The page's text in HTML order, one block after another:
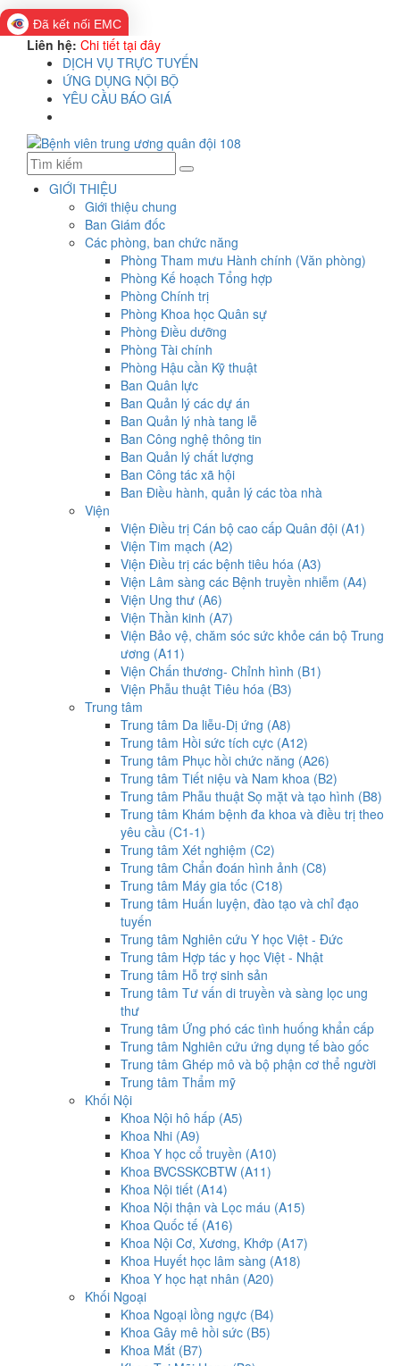
Đã kết nối EMC
Liên hệ: Chi tiết tại đây
DỊCH VỤ TRỰC TUYẾN
ỨNG DỤNG NỘI BỘ
YÊU CẦU BÁO GIÁ
GIỚI THIỆU
Giới thiệu chung
Ban Giám đốc
Các phòng, ban chức năng
Phòng Tham mưu Hành chính (Văn phòng)
Phòng Kế hoạch Tổng hợp
Phòng Chính trị
Phòng Khoa học Quân sự
Phòng Điều dưỡng
Phòng Tài chính
Phòng Hậu cần Kỹ thuật
Ban Quân lực
Ban Quản lý các dự án
Ban Quản lý nhà tang lễ
Ban Công nghệ thông tin
Ban Quản lý chất lượng
Ban Công tác xã hội
Ban Điều hành, quản lý các tòa nhà
Viện
Viện Điều trị Cán bộ cao cấp Quân đội (A1)
Viện Tim mạch (A2)
Viện Điều trị các bệnh tiêu hóa (A3)
Viện Lâm sàng các Bệnh truyền nhiễm (A4)
Viện Ung thư (A6)
Viện Thần kinh (A7)
Viện Bảo vệ, chăm sóc sức khỏe cán bộ Trung
ương (A11)
Viện Chấn thương- Chỉnh hình (B1)
Viện Phẫu thuật Tiêu hóa (B3)
Trung tâm
Trung tâm Da liễu-Dị ứng (A8)
Trung tâm Hồi sức tích cực (A12)
Trung tâm Phục hồi chức năng (A26)
Trung tâm Tiết niệu và Nam khoa (B2)
Trung tâm Phẫu thuật Sọ mặt và tạo hình (B8)
Trung tâm Khám bệnh đa khoa và điều trị theo
yêu cầu (C1-1)
Trung tâm Xét nghiệm (C2)
Trung tâm Chẩn đoán hình ảnh (C8)
Trung tâm Máy gia tốc (C18)
Trung tâm Huấn luyện, đào tạo và chỉ đạo
tuyến
Trung tâm Nghiên cứu Y học Việt - Đức
Trung tâm Hợp tác y học Việt - Nhật
Trung tâm Hỗ trợ sinh sản
Trung tâm Tư vấn di truyền và sàng lọc ung
thư
Trung tâm Ứng phó các tình huống khẩn cấp
Trung tâm Nghiên cứu ứng dụng tế bào gốc
Trung tâm Ghép mô và bộ phận cơ thể người
Trung tâm Thẩm mỹ
Khối Nội
Khoa Nội hô hấp (A5)
Khoa Nhi (A9)
Khoa Y học cổ truyền (A10)
Khoa BVCSSKCBTW (A11)
Khoa Nội tiết (A14)
Khoa Nội thận và Lọc máu (A15)
Khoa Quốc tế (A16)
Khoa Nội Cơ, Xương, Khớp (A17)
Khoa Huyết học lâm sàng (A18)
Khoa Y học hạt nhân (A20)
Khối Ngoại
Khoa Ngoại lồng ngực (B4)
Khoa Gây mê hồi sức (B5)
Khoa Mắt (B7)